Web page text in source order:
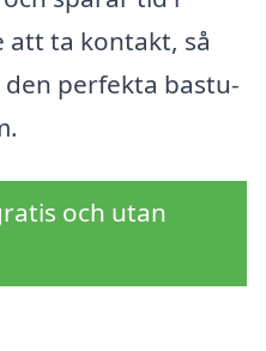
att ta kontakt, så
perfekta bastu-
och utan